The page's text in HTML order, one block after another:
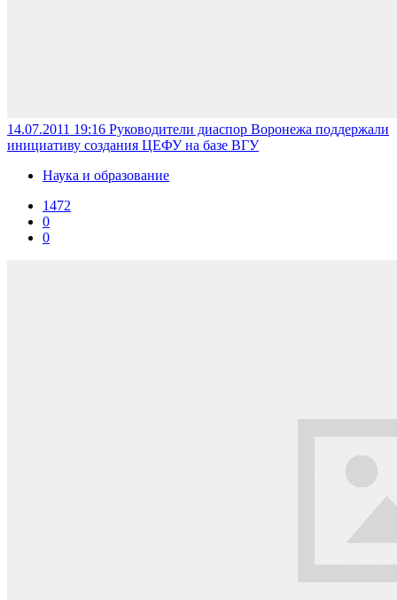
14.07.2011 19:16 Руководители диаспор Воронежа поддержали
инициативу создания ЦЕФУ на базе ВГУ
Наука и образование
1472
0
0